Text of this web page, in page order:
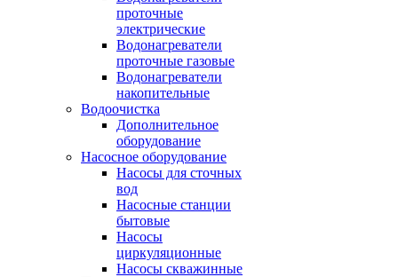
проточные
электрические
Водонагреватели
проточные газовые
Водонагреватели
накопительные
Водоочистка
Дополнительное
оборудование
Насосное оборудование
Насосы для сточных
вод
Насосные станции
бытовые
Насосы
циркуляционные
Насосы скважинные